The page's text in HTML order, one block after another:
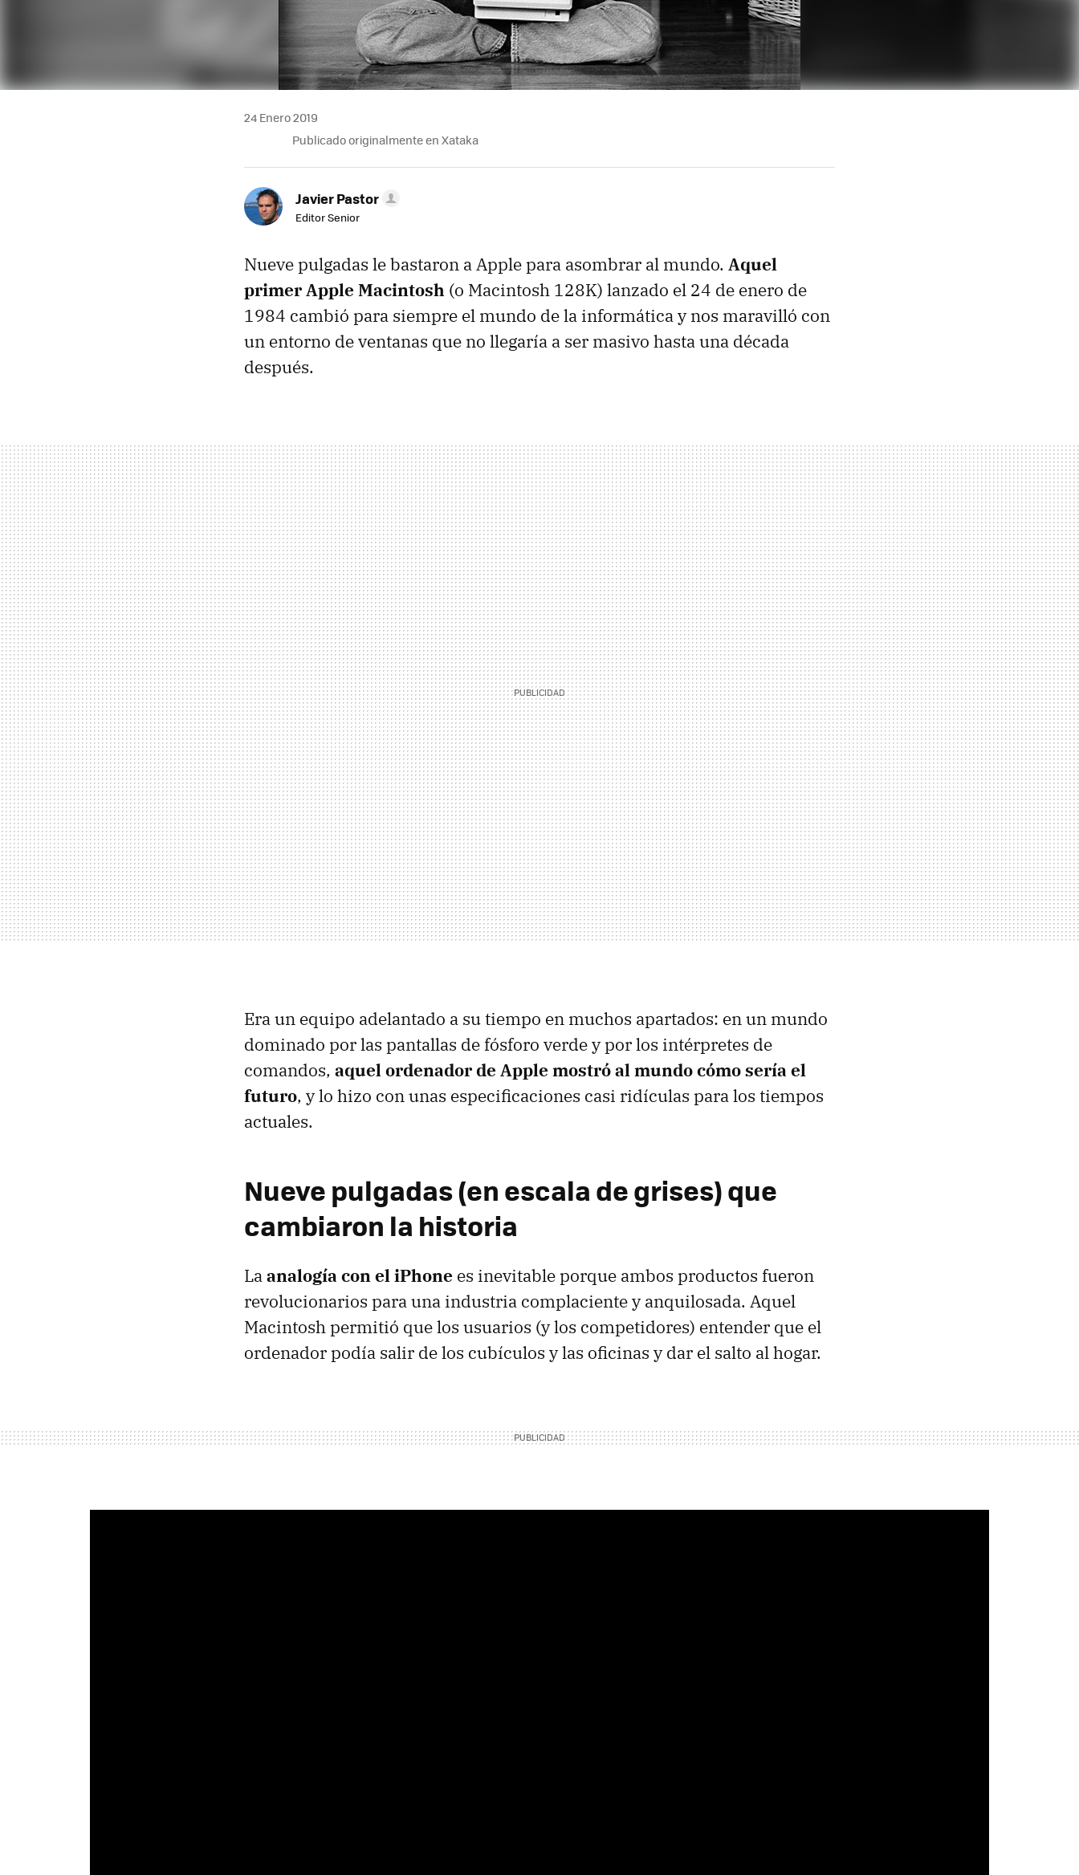
24 Enero 2019
Publicado originalmente en Xataka
Javier Pastor
Editor Senior
Nueve pulgadas le bastaron a Apple para asombrar al mundo. Aquel
primer Apple Macintosh (o Macintosh 128K) lanzado el 24 de enero de
1984 cambió para siempre el mundo de la informática y nos maravilló con
un entorno de ventanas que no llegaría a ser masivo hasta una década
después.
Era un equipo adelantado a su tiempo en muchos apartados: en un mundo
dominado por las pantallas de fósforo verde y por los intérpretes de
comandos, aquel ordenador de Apple mostró al mundo cómo sería el
futuro, y lo hizo con unas especificaciones casi ridículas para los tiempos
actuales.
Nueve pulgadas (en escala de grises) que
cambiaron la historia
Laanalogía con el iPhone es inevitable porque ambos productos fueron
revolucionarios para una industria complaciente y anquilosada. Aquel
Macintosh permitió que los usuarios (y los competidores) entender que el
ordenador podía salir de los cubículos y las oficinas y dar el salto al hogar.